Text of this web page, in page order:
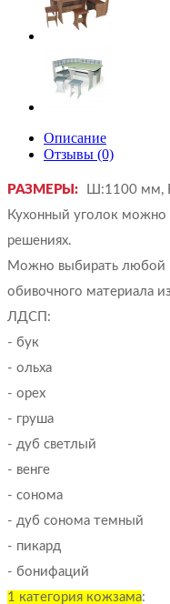
Описание
Отзывы (0)
РАЗМЕРЫ:
Ш:1100 мм,
Кухонный уголок можно
решениях.
Можно выбирать любой
обивочного материала
ЛДСП:
- бук
- ольха
- орех
- груша
- дуб светлый
- венге
- сонома
- дуб сонома темный
- пикард
- бонифаций
1 категория кожзама: